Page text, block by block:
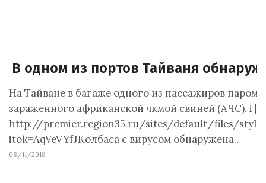
В одном из портов Тайваня
На Тайване в багаже одного из пассажиров
зараженного африканской чкмой свиней (АЧС). i |
http://premier.region35.ru/sites/default/files/
itok=AqVeVYfJКолбаса с вирусом обнаружена…
08/11/2018